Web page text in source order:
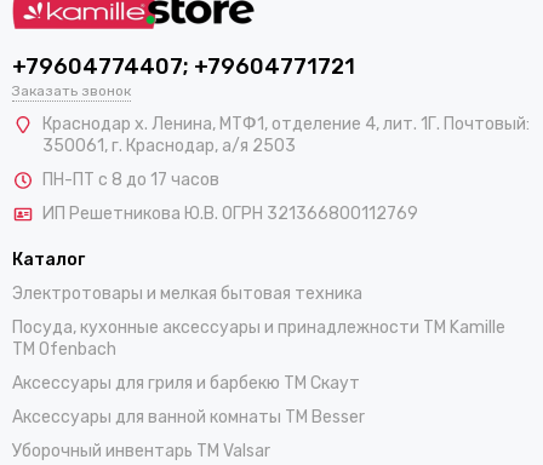
+79604774407; +79604771721
Заказать звонок
Краснодар х. Ленина, МТФ1, отделение 4, лит. 1Г. Почтовый:
350061, г. Краснодар, а/я 2503
ПН-ПТ с 8 до 17 часов
ИП Решетникова Ю.В. ОГРН 321366800112769
Каталог
Электротовары и мелкая бытовая техника
Посуда, кухонные аксессуары и принадлежности TM Kamille
TM Ofenbach
Аксессуары для гриля и барбекю TM Скаут
Аксессуары для ванной комнаты TM Besser
Уборочный инвентарь TM Valsar